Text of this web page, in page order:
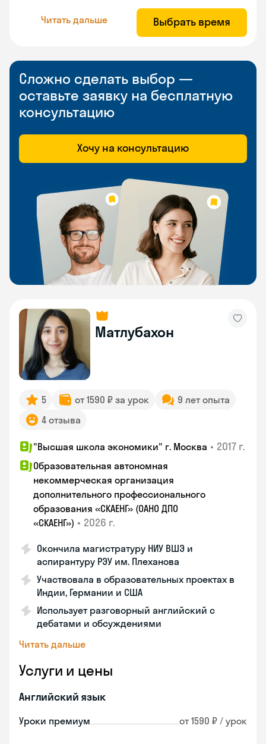
Читать дальше Выбрать время
Сложно сделать выбор —
оставьте заявку на бесплатную
консультацию
Хочу на консультацию
Матлубахон
5 от 1590 ₽ за урок
9 лет опыта
4 отзыва
"Высшая школа экономики" г. Москва • 2017 г.
Образовательная автономная
некоммерческая организация
дополнительного профессионального
образования «СКАЕНГ» (ОАНО ДПО
«СКАЕНГ») • 2026 г.
Окончила магистратуру НИУ ВШЭ и
аспирантуру РЭУ им. Плеханова
Участвовала в образовательных проектах в
Индии, Германии и США
Использует разговорный английский с
дебатами и обсуждениями
Читать дальше
Услуги и цены
Английский язык
Уроки премиум от 1590 ₽ / урок